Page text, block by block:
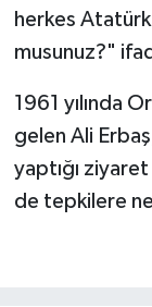
herkes
musunuz?"
1961 yılında
gelen Ali
yaptığı
de tepkilere